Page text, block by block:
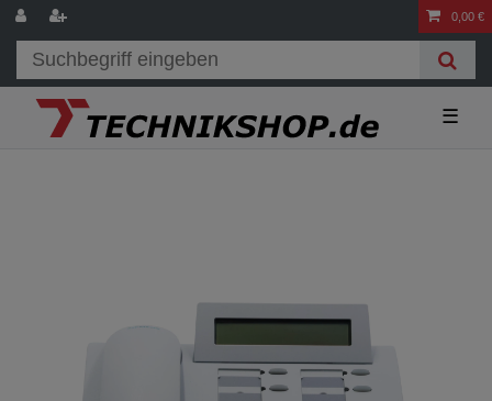
0,00 €
☰